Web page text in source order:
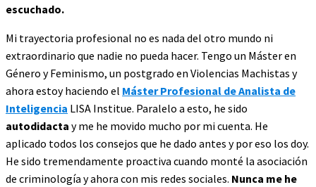
escuchado.
Mi trayectoria profesional no es nada del otro mundo ni
extraordinario que nadie no pueda hacer. Tengo un Máster en
Género y Feminismo, un postgrado en Violencias Machistas y
ahora estoy haciendo el Máster Profesional de Analista de
Inteligencia LISA Institue. Paralelo a esto, he sido
autodidacta y me he movido mucho por mi cuenta. He
aplicado todos los consejos que he dado antes y por eso los doy.
He sido tremendamente proactiva cuando monté la asociación
de criminología y ahora con mis redes sociales. Nunca me he